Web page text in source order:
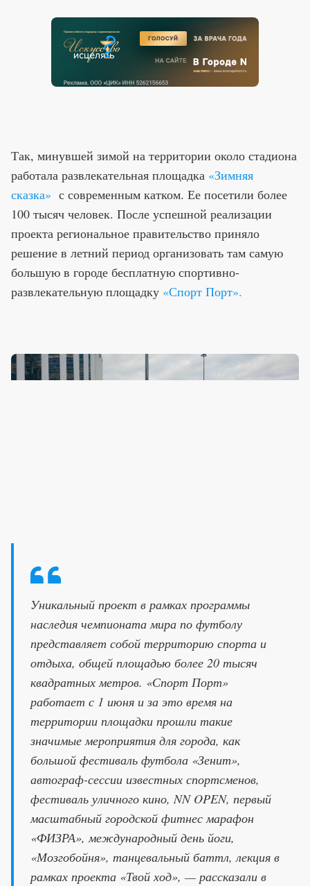
Так, минувшей зимой на территории около стадиона
работала развлекательная площадка «Зимняя
сказка» с современным катком. Ее посетили более
100 тысяч человек. После успешной реализации
проекта региональное правительство приняло
решение в летний период организовать там самую
большую в городе бесплатную спортивно-
развлекательную площадку «Спорт Порт».
Уникальный проект в рамках программы
наследия чемпионата мира по футболу
представляет собой территорию спорта и
отдыха, общей площадью более 20 тысяч
квадратных метров. «Спорт Порт»
работает с 1 июня и за это время на
территории площадки прошли такие
значимые мероприятия для города, как
большой фестиваль футбола «Зенит»,
автограф-сессии известных спортсменов,
фестиваль уличного кино, NN OPEN, первый
масштабный городской фитнес марафон
«ФИЗРА», международный день йоги,
«Мозгобойня», танцевальный баттл, лекция в
рамках проекта «Твой ход», — рассказали в